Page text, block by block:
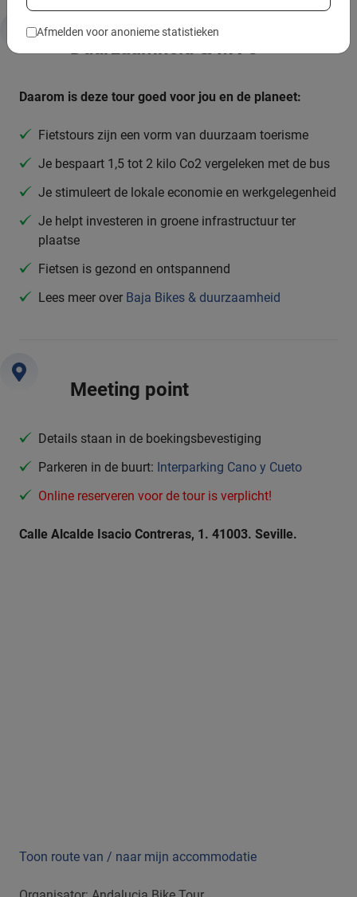
Afmelden voor anonieme statistieken
Duurzaamheid & MVO
Daarom is deze tour goed voor jou en de planeet:
Fietstours zijn een vorm van duurzaam toerisme
Je bespaart 1,5 tot 2 kilo Co2 vergeleken met de bus
Je stimuleert de lokale economie en werkgelegenheid
Je helpt investeren in groene infrastructuur ter
plaatse
Fietsen is gezond en ontspannend
Lees meer over Baja Bikes & duurzaamheid
Meeting point
Details staan in de boekingsbevestiging
Parkeren in de buurt: Interparking Cano y Cueto
Online reserveren voor de tour is verplicht!
Calle Alcalde Isacio Contreras, 1. 41003. Seville.
Toon route van / naar mijn accommodatie